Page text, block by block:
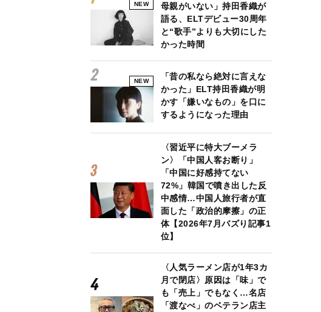
NEW
母親がいない」持田香織が
語る、ELTデビュー30周年
と“歌手”よりも大切にした
かった時間
NEW
「昔の私なら絶対に言えな
かった」ELT持田香織が明
かす「嫌いなもの」を口に
するようになった理由
〈習近平に特大ブーメラ
ン〉「中国人客お断り」
「中国に好感持てない
72%」韓国で噴き出した反
中感情…中国人旅行者が直
面した「政治的摩擦」の正
体【2026年7月バズり記事1
位】
〈人気ラーメン店が1年3カ
月で閉店〉原因は「味」で
も「売上」でもなく…名店
「渡なべ」のベテラン店主